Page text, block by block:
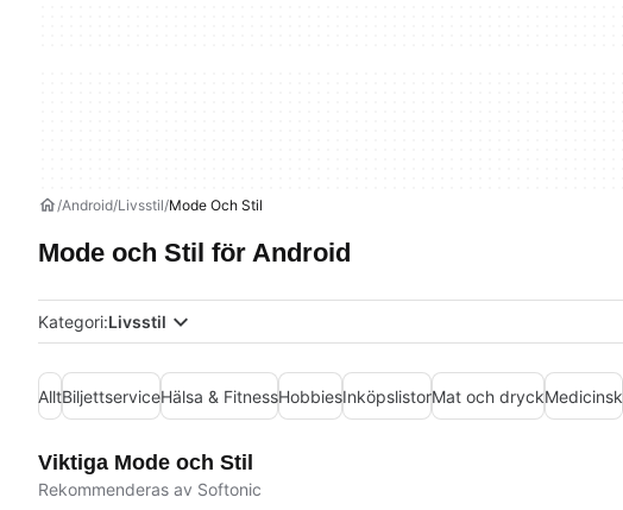
Android Livsstil Mode Och Stil
Mode och Stil för Android
Kategori:Livsstil
AlltBiljettserviceHälsa & FitnessHobbiesInköpslistorMat och dryckMedicinsk
Viktiga Mode och Stil
Rekommenderas av Softonic